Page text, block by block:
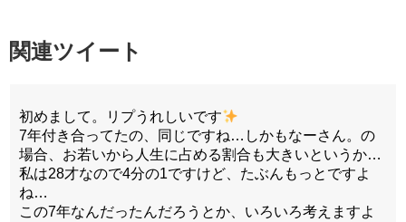
関連ツイート
初めまして。リプうれしいです
7年付き合ってたの、同じですね…しかもなーさん。の
場合、お若いから人生に占める割合も大きいというか…
私は28才なので4分の1ですけど、たぶんもっとですよ
ね…
この7年なんだったんだろうとか、いろいろ考えますよ